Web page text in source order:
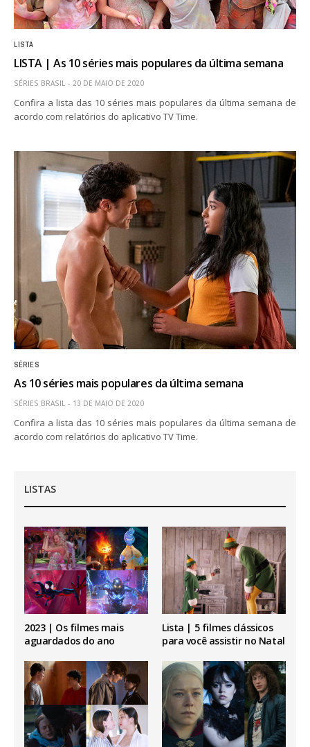
LISTA
LISTA | As 10 séries mais populares da última semana
SÉRIES BRASIL 20 DE MAIO DE 2020
Confira a lista das 10 séries mais populares da última semana de
acordo com relatórios do aplicativo TV Time.
SÉRIES
As 10 séries mais populares da última semana
SÉRIES BRASIL 13 DE MAIO DE 2020
Confira a lista das 10 séries mais populares da última semana de
acordo com relatórios do aplicativo TV Time.
LISTAS
2023 | Os filmes mais
aguardados do ano
Lista | 5 filmes clássicos
para você assistir no Natal